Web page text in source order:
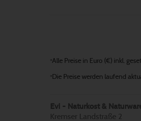
*Alle Preise in Euro (€) inkl.
* Die Preise werden laufend
Evi - Naturkost &
Kremser Landstraße 2